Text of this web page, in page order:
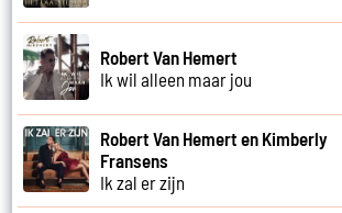
Robert Van Hemert
Ik wil alleen maar jou
Robert Van Hemert en Kimberly
Fransens
Ik zal er zijn